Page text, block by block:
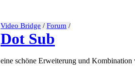
Video Bridge / Forum /
Dot Sub
eine schöne Erweiterung und